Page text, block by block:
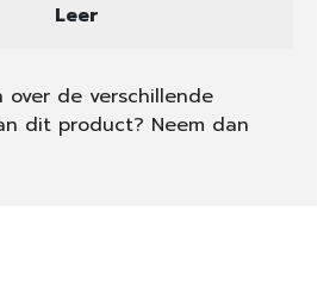
Leer
over de verschillende
dit product? Neem dan